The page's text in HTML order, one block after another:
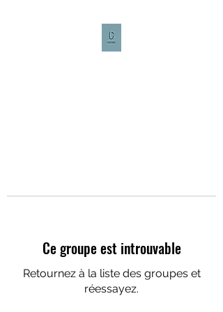
Ce groupe est introuvable
Retournez à la liste des groupes et
réessayez.